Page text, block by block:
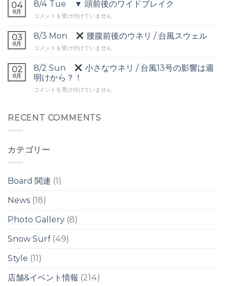
の
ネ
は
ー
ー
ッ
の
ワ
イ
レ
イ
04
8月
8/4 Tue ▼ 頭前後のワイドブレイク
8/4
▼
前
の
ワ
ド
イ
コメントを受け付けていません
03
8月
8/3 Mon 腰腹前後のウネリ / 台風スウェル
8/3
腰
腹
前
ウ
台
ウ
ェ
は
コメントを受け付けていません
02
8月
8/2 Sun
小さなウネリ / 台風13号の影響は週
明けから？！
8/2
小
ネ
台
風
号
影
は
明
け
ら？！
コメントを受け付けていません
RECENT COMMENTS
カテゴリー
Board 関連 (1)
News (18)
Photo Gallery (8)
Snow Surf(49)
Style (11)
店舗&イベント情報 (214)